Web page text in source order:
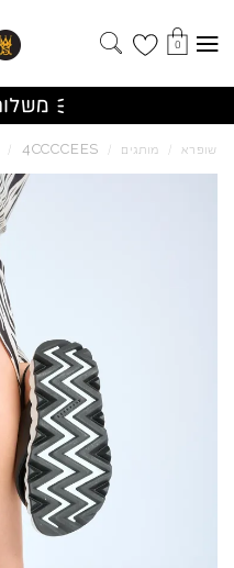
0
שופרא / מותגים /
4CCCCEES
/